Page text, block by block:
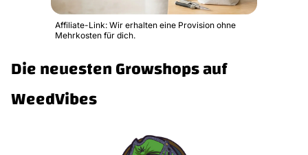
Affiliate-Link: Wir erhalten eine Provision ohne
Mehrkosten für dich.
Die neuesten Growshops auf
WeedVibes